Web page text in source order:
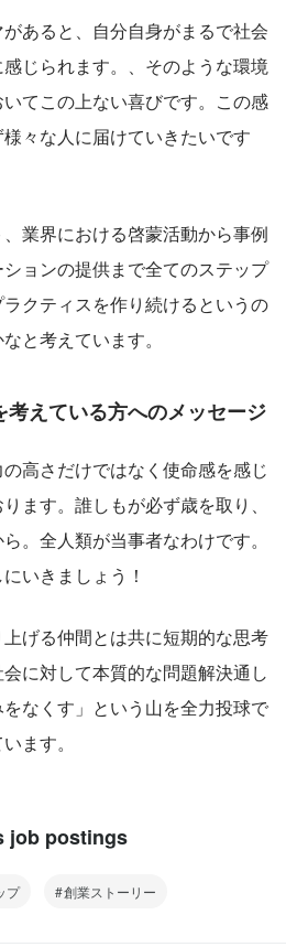
あると、自分自身がまるで社会
じられます。、そのような環境
てこの上ない喜びです。この感
々な人に届けていきたいです
業界における啓蒙活動から事例
ョンの提供まで全てのステップ
クティスを作り続けるというの
と考えています。
えている方へのメッセージ
高さだけではなく使命感を感じ
ます。誰しもが必ず歳を取り、
。全人類が当事者なわけです。
いきましょう！
げる仲間とは共に短期的な思考
に対して本質的な問題解決通し
なくす」という山を全力投球で
ます。
job postings
プ 創業ストーリー